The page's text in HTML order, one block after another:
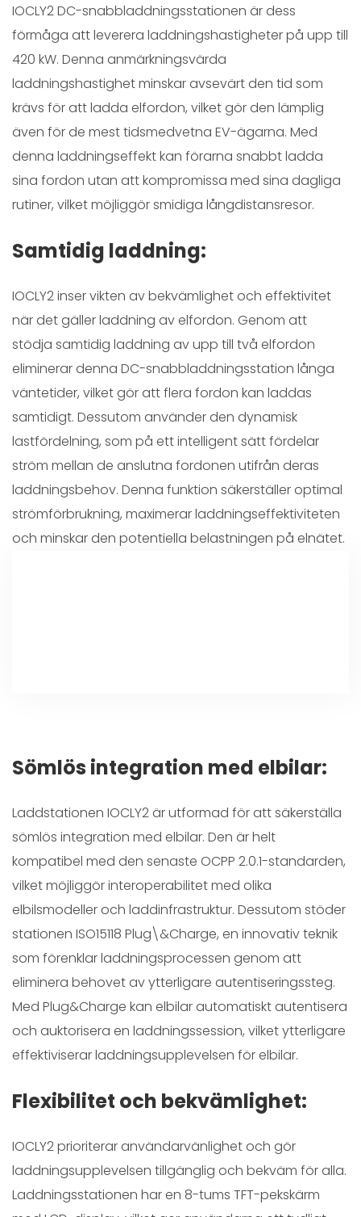
IOCLY2 DC-snabbladdningsstationen är dess
förmåga att leverera laddningshastigheter på upp till
420 kW. Denna anmärkningsvärda
laddningshastighet minskar avsevärt den tid som
krävs för att ladda elfordon, vilket gör den lämplig
även för de mest tidsmedvetna EV-ägarna. Med
denna laddningseffekt kan förarna snabbt ladda
sina fordon utan att kompromissa med sina dagliga
rutiner, vilket möjliggör smidiga långdistansresor.
Samtidig laddning:
IOCLY2 inser vikten av bekvämlighet och effektivitet
när det gäller laddning av elfordon. Genom att
stödja samtidig laddning av upp till två elfordon
eliminerar denna DC-snabbladdningsstation långa
väntetider, vilket gör att flera fordon kan laddas
samtidigt. Dessutom använder den dynamisk
lastfördelning, som på ett intelligent sätt fördelar
ström mellan de anslutna fordonen utifrån deras
laddningsbehov. Denna funktion säkerställer optimal
strömförbrukning, maximerar laddningseffektiviteten
och minskar den potentiella belastningen på elnätet.
Sömlös integration med elbilar:
Laddstationen IOCLY2 är utformad för att säkerställa
sömlös integration med elbilar. Den är helt
kompatibel med den senaste OCPP 2.0.1-standarden,
vilket möjliggör interoperabilitet med olika
elbilsmodeller och laddinfrastruktur. Dessutom stöder
stationen ISO15118 Plug\&Charge, en innovativ teknik
som förenklar laddningsprocessen genom att
eliminera behovet av ytterligare autentiseringssteg.
Med Plug&Charge kan elbilar automatiskt autentisera
och auktorisera en laddningssession, vilket ytterligare
effektiviserar laddningsupplevelsen för elbilar.
Flexibilitet och bekvämlighet:
IOCLY2 prioriterar användarvänlighet och gör
laddningsupplevelsen tillgänglig och bekväm för alla.
Laddningsstationen har en 8-tums TFT-pekskärm